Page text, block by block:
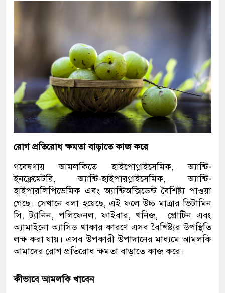
রোগ প্রতিরোধ ক্ষমতা বাড়াতে কাজ করে
গবেষণায় আমলকিতে হাইপোগ্লাইসেমিক, অ্যান্টি-
ইনফ্লেমেটরি, অ্যান্টি-হাইপারগ্লাইসেমিক, অ্যান্টি-
হাইপারলিপিডেমিক এবং অ্যান্টিঅক্সিডেন্ট বৈশিষ্ট্য পাওয়া
গেছে। সেখানে বলা হয়েছে, এই ফলে উচ্চ মাত্রার ভিটামিন
সি, ট্যানিন, পলিফেনল, ফাইবার, খনিজ, প্রোটিন এবং
অ্যামাইনো অ্যাসিড থাকার কারণে এসব বৈশিষ্ট্যর উপস্থিতি
লক্ষ করা যায়। এসব উপকারী উপাদানের মাধ্যমে আমলকি
আমাদের রোগ প্রতিরোধ ক্ষমতা বাড়াতে কাজ করে।
কীভাবে আমলকি খাবেন